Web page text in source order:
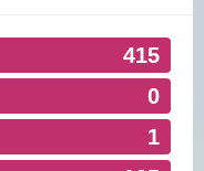
415
0
1